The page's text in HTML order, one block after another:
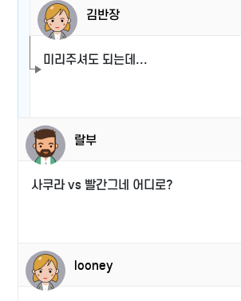
김반장
미리주셔도 되는데...
랄부
사쿠라 vs 빨간그네 어디로?
looney